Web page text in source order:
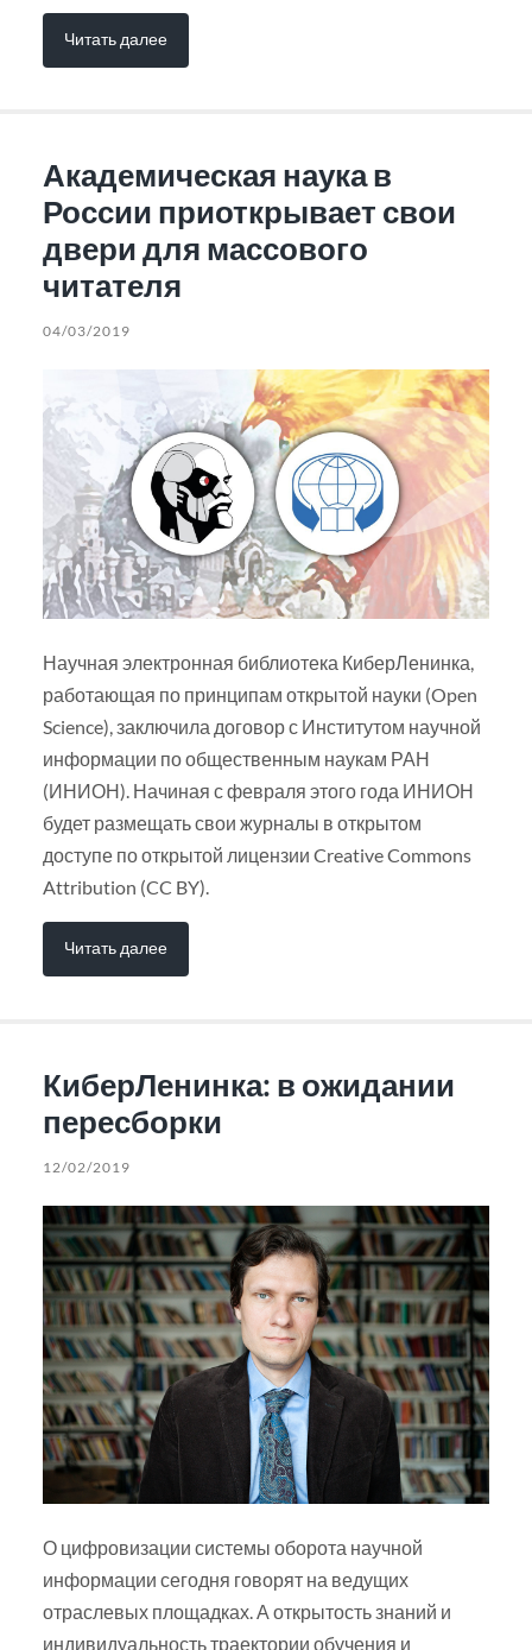
Читать далее
Академическая наука в
России приоткрывает свои
двери для массового
читателя
04/03/2019
Научная электронная библиотека КиберЛенинка,
работающая по принципам открытой науки (Open
Science), заключила договор с Институтом научной
информации по общественным наукам РАН
(ИНИОН). Начиная с февраля этого года ИНИОН
будет размещать свои журналы в открытом
доступе по открытой лицензии Creative Commons
Attribution (CC BY).
Читать далее
КиберЛенинка: в ожидании
пересборки
12/02/2019
О цифровизации системы оборота научной
информации сегодня говорят на ведущих
отраслевых площадках. А открытость знаний и
индивидуальность траектории обучения и